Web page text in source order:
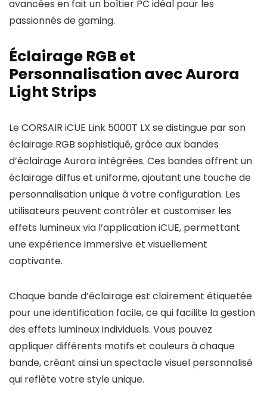
avancées en fait un boîtier PC idéal pour les
passionnés de gaming.
Éclairage RGB et
Personnalisation avec Aurora
Light Strips
Le CORSAIR iCUE Link 5000T LX se distingue par son
éclairage RGB sophistiqué, grâce aux bandes
d’éclairage Aurora intégrées. Ces bandes offrent un
éclairage diffus et uniforme, ajoutant une touche de
personnalisation unique à votre configuration. Les
utilisateurs peuvent contrôler et customiser les
effets lumineux via l’application iCUE, permettant
une expérience immersive et visuellement
captivante.
Chaque bande d’éclairage est clairement étiquetée
pour une identification facile, ce qui facilite la gestion
des effets lumineux individuels. Vous pouvez
appliquer différents motifs et couleurs à chaque
bande, créant ainsi un spectacle visuel personnalisé
qui reflète votre style unique.